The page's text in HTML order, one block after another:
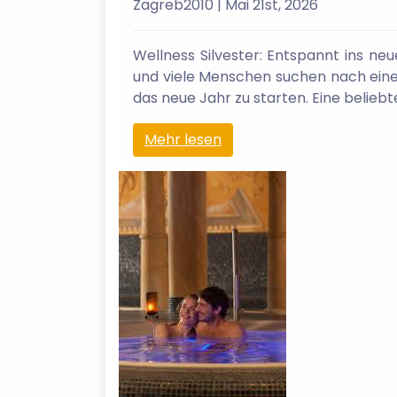
Zagreb2010 | Mai 21st, 2026
Wellness Silvester: Entspannt ins
und viele Menschen suchen nach
das neue Jahr zu starten. Eine
Mehr lesen